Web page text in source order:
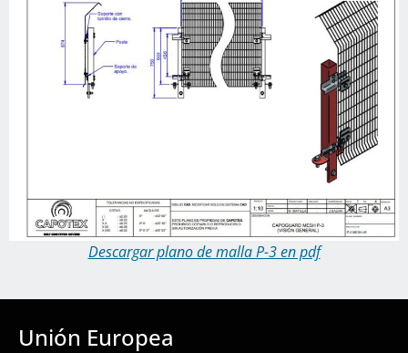
Descargar plano de malla P-3 en pdf
Unión Europea